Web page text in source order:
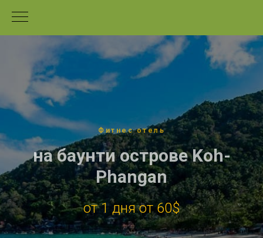
Фитнес отель
на баунти островеKoh-
Phangan
от 1 дня от 60$